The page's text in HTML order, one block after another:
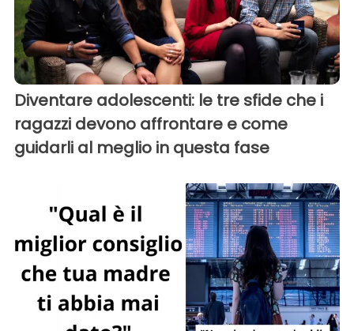
Diventare adolescenti: le tre sfide che i
ragazzi devono affrontare e come
guidarli al meglio in questa fase